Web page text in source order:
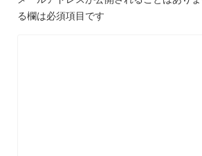
る欄は必須項目です